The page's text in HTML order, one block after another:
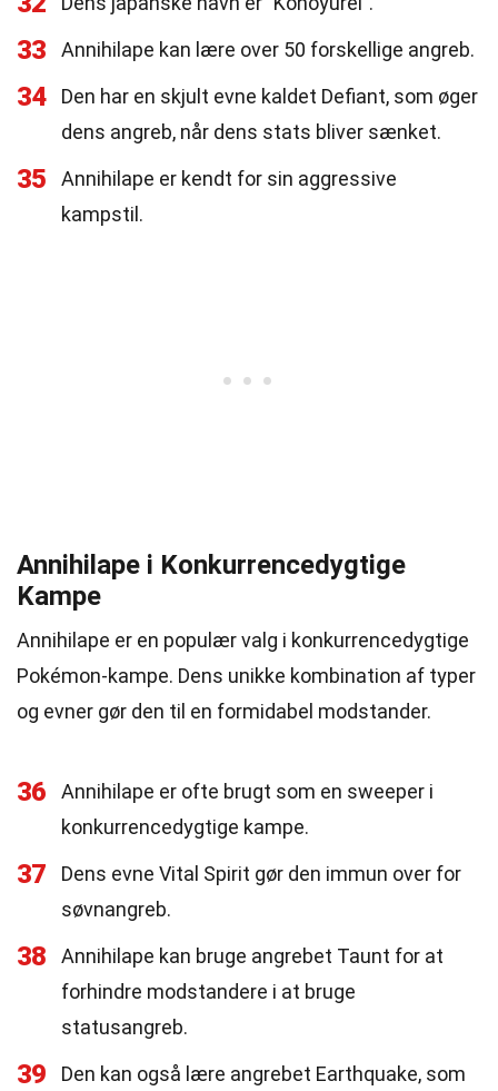
33 Annihilape kan lære over 50 forskellige angreb.
34
Den har en skjult evne kaldet Defiant, som øger
dens angreb, når dens stats bliver sænket.
35
Annihilape er kendt for sin aggressive
kampstil.
Annihilape i Konkurrencedygtige
Kampe
Annihilape er en populær valg i konkurrencedygtige
Pokémon-kampe. Dens unikke kombination af typer
og evner gør den til en formidabel modstander.
36
Annihilape er ofte brugt som en sweeper i
konkurrencedygtige kampe.
37
Dens evne Vital Spirit gør den immun over for
søvnangreb.
38
Annihilape kan bruge angrebet Taunt for at
forhindre modstandere i at bruge
statusangreb.
39
Den kan også lære angrebet Earthquake, som